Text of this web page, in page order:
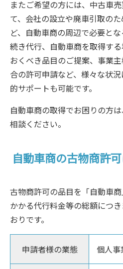
またご希望の方には、中古車
て、会社の設立や廃車引取の
ど、自動車商の周辺で必要と
続き代行、自動車商を取得す
おくべき品目のご提案、事業
合の許可申請など、様々な状
的サポートも可能です。
自動車商の取得でお困りの方
相談ください。
自動車商の古物商許
古物商許可の品目を「自動車
かかる代行料金等の総額につ
おりです。
申請者様の業態 個人事